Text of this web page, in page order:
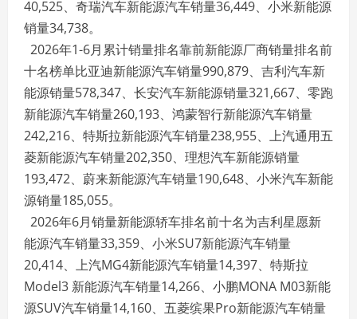
程
40,525、奇瑞汽车新能源汽车销量36,449、小米新能源
销量34,738。
2026年1-6月累计销量排名靠前新能源厂商销量排名前
十名榜单比亚迪新能源汽车销量990,879、吉利汽车新
能源销量578,347、长安汽车新能源销量321,667、零跑
新能源汽车销量260,193、鸿蒙智行新能源汽车销量
242,216、特斯拉新能源汽车销量238,955、上汽通用五
菱新能源汽车销量202,350、理想汽车新能源销量
193,472、蔚来新能源汽车销量190,648、小米汽车新能
源销量185,055。
2026年6月销量新能源轿车排名前十名为吉利星愿新
能源汽车销量33,359、小米SU7新能源汽车销量
20,414、上汽MG4新能源汽车销量14,397、特斯拉
Model3 新能源汽车销量14,266、小鹏MONA M03新能
源SUV汽车销量14,160、五菱缤果Pro新能源汽车销量